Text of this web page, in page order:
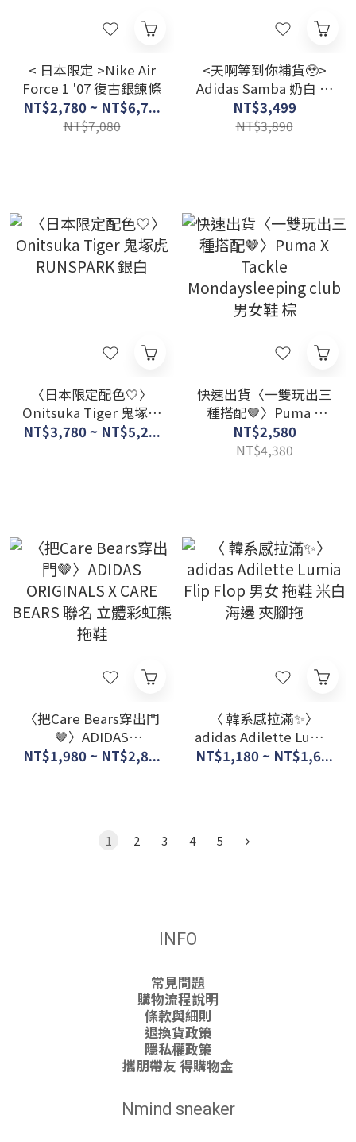
< 日本限定 >Nike Air
Force 1 '07 復古銀鍊條
NT$2,780 ~ NT$6,7...
NT$7,080
<天啊等到你補貨🥹>
Adidas Samba 奶白 簍
空編織穆勒拖
NT$3,499
NT$3,890
〈日本限定配色🤍〉
Onitsuka Tiger 鬼塚虎
RUNSPARK 銀白
NT$3,780 ~ NT$5,2...
快速出貨〈一雙玩出三
種搭配🤎〉Puma X
Tackle
Mondaysleeping club
NT$2,580
NT$4,380
〈把Care Bears穿出門
🤎〉ADIDAS
ORIGINALS X CARE
NT$1,980 ~ NT$2,8...
〈 韓系感拉滿✨〉
adidas Adilette Lumia
Flip Flop 男女 拖鞋 米
NT$1,180 ~ NT$1,6...
1 2 3 4 5
INFO
常見問題
購物流程說明
條款與細則
退換貨政策
隱私權政策
攜朋帶友 得購物金
Nmind sneaker